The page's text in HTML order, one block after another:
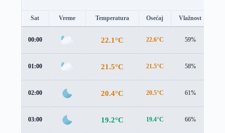
Sat Vreme Temperatura Osećaj Vlažnost
00:00 22.1°C 22.6°C 59%
01:00 21.5°C 21.5°C 58%
02:00 20.4°C 20.5°C 61%
03:00 19.2°C 19.4°C 66%